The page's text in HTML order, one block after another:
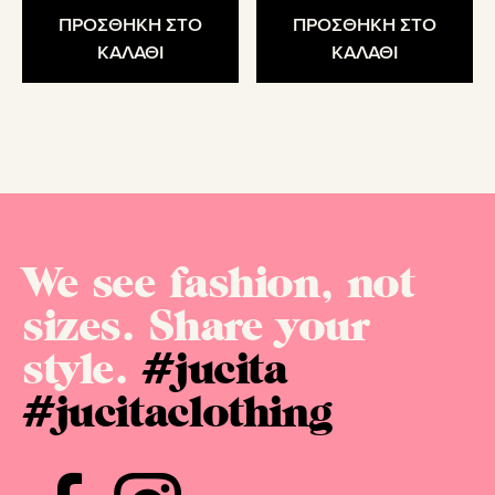
ΠΡΟΣΘΗΚΗ ΣΤΟ
ΚΑΛΑΘΙ
ΠΡΟΣΘΗΚΗ ΣΤΟ
ΚΑΛΑΘΙ
We see fashion, not
sizes. Share your
style.#jucita
#jucitaclothing